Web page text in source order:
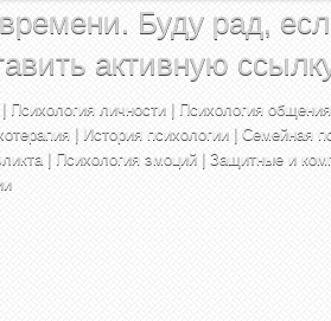
Буду рад,
активную
| Психология личности | Психология общения
| История психологии | Семейная
| Психология эмоций | Защитные и